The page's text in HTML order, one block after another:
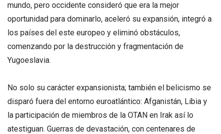
mundo, pero occidente consideró que era la mejor
oportunidad para dominarlo, aceleró su expansión, integró a
los países del este europeo y eliminó obstáculos,
comenzando por la destrucción y fragmentación de
Yugoeslavia.
No solo su carácter expansionista; también el belicismo se
disparó fuera del entorno euroatlántico: Afganistán, Libia y
la participación de miembros de la OTAN en Irak así lo
atestiguan. Guerras de devastación, con centenares de